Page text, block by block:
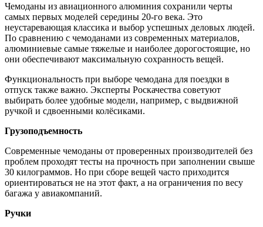
Чемоданы из авиационного алюминия сохранили черты
самых первых моделей середины 20-го века. Это
неустаревающая классика и выбор успешных деловых людей.
По сравнению с чемоданами из современных материалов,
алюминиевые самые тяжелые и наиболее дорогостоящие, но
они обеспечивают максимальную сохранность вещей.
Функциональность при выборе чемодана для поездки в
отпуск также важно. Эксперты Роскачества советуют
выбирать более удобные модели, например, с выдвижной
ручкой и сдвоенными колёсиками.
Грузоподъемность
Современные чемоданы от проверенных производителей без
проблем проходят тесты на прочность при заполнении свыше
30 килограммов. Но при сборе вещей часто приходится
ориентироваться не на этот факт, а на ограничения по весу
багажа у авиакомпаний.
Ручки